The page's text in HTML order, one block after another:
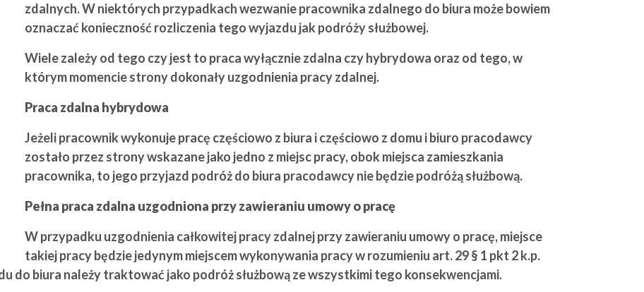
zdalnych. W niektórych przypadkach wezwanie pracownika zdalnego do biura może bowiem
oznaczać konieczność rozliczenia tego wyjazdu jak podróży służbowej.
Wiele zależy od tego czy jest to praca wyłącznie zdalna czy hybrydowa oraz od tego, w
którym momencie strony dokonały uzgodnienia pracy zdalnej.
Praca zdalna hybrydowa
Jeżeli pracownik wykonuje pracę częściowo z biura i częściowo z domu i biuro pracodawcy
zostało przez strony wskazane jako jedno z miejsc pracy, obok miejsca zamieszkania
pracownika, to jego przyjazd podróż do biura pracodawcy nie będzie podróżą służbową.
Pełna praca zdalna uzgodniona przy zawieraniu umowy o pracę
W przypadku uzgodnienia całkowitej pracy zdalnej przy zawieraniu umowy o pracę, miejsce
takiej pracy będzie jedynym miejscem wykonywania pracy w rozumieniu art. 29 § 1 pkt 2 k.p.
do biura należy traktować jako podróż służbową ze wszystkimi tego konsekwencjami.